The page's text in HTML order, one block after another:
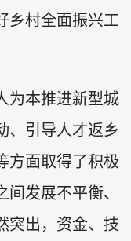
乡村全面振兴工
为本推进新型城
、引导人才返乡
方面取得了积极
发展不平衡、
突出，资金、技